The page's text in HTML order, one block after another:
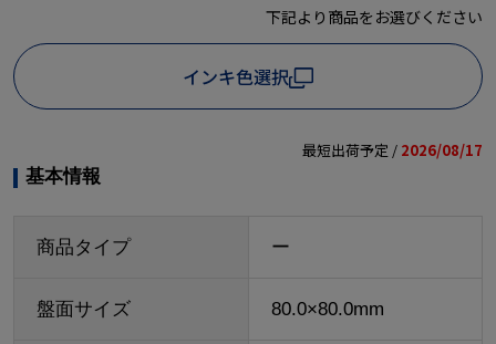
下記より商品をお選びください
インキ色選択
最短出荷予定 / 2026/08/17
基本情報
商品タイプ ー
盤面サイズ 80.0×80.0mm